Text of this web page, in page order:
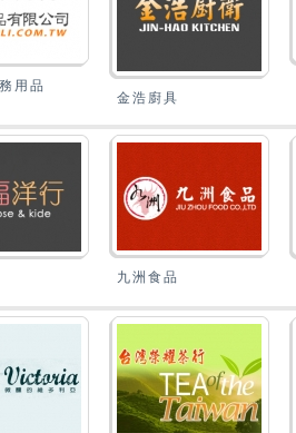
用品
金浩廚具
九洲食品